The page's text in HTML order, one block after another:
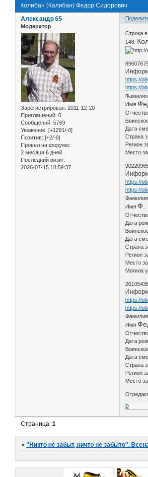
Колибан (Калибан) Федор Сидорович
Александр 65
Модератор
Зарегистрирован: 2011-12-20
Приглашений: 0
Сообщений: 5769
Уважение: [+1291/-0]
Позитив: [+2/-0]
Провел на форуме:
2 месяца 6 дней
Последний визит:
2026-07-15 18:59:37
Строка
148.
https://
https://
Фамилия
Имя
Дата
Страна
Регион
Место
https://
https://
Фамилия
ИмяФ.
Дата
Дата
Страна
Регион
Место
Могила
https://
https://
Фамилия
Имя
Дата
Дата
Страна
Регион
Место
0
Страница:1
»"Никто не забыт, ничто не забыто".